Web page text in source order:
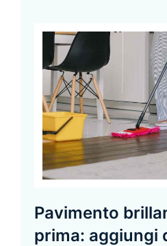
Pavimento
prima: aggiungi